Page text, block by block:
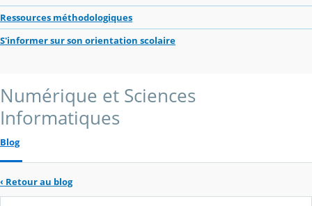
Ressources méthodologiques
S'informer sur son orientation scolaire
Numérique et Sciences
Informatiques
Blog
‹ Retour au blog